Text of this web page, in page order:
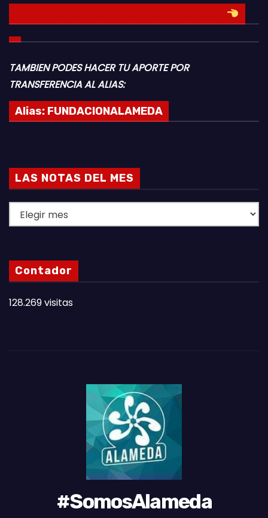
TAMBIEN PODES HACER TU APORTE POR
TRANSFERENCIA AL ALIAS:
Alias: FUNDACIONALAMEDA
LAS NOTAS DEL MES
A
N
O
A
Contador
128.269 visitas
#SomosAlameda